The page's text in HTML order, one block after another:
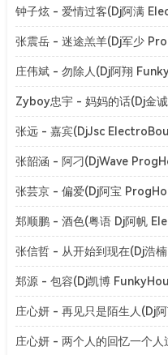
钟子炫 - 爱情过客(Dj阿满
张震岳 - 迷途羔羊(Dj军少
v2[Mp3]
庄伟斌 - 勿除人(Dj阿翔
Zyboy忠宇 - 妈妈的话(Dj金
张远 - 嘉宾(DjJsc
张韶涵 - 阿刁(DjWave
张芸京 - 偏爱(Dj阿宝
郑顺鹏 - 酒色(粤语 Dj阿帆
张信哲 - 从开始到现在(Dj浩
[Mp3]
郑源 - 包容(Dj凯博
庄心妍 - 再见只是陌生人(Dj
庄心妍 - 两个人的回忆一个